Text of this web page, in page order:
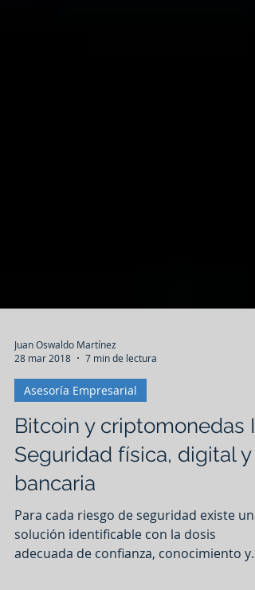
Juan Oswaldo Martínez
28 mar 2018
7 min de lectura
Asesoría Empresarial
Bitcoin y criptomonedas II:
Seguridad física, digital y
bancaria
Para cada riesgo de seguridad existe una